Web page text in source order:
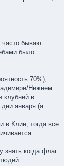
часто бываю.
было
70%),
Нижнем
клубней в
дни января (а
в Клин, тогда все
знать когда флаг